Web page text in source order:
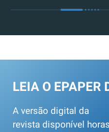
LEIA O EPAPER
A versão digital da
revista disponível horas